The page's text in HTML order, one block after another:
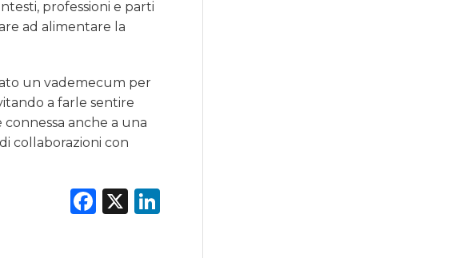
professioni e parti
ad alimentare la
un vademecum per
a farle sentire
anche a una
collaborazioni con
Facebook
X LinkedIn